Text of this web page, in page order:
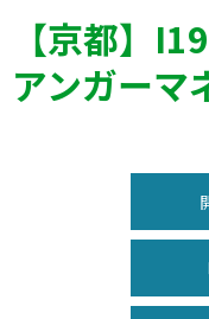
【京都】
アンガーマ